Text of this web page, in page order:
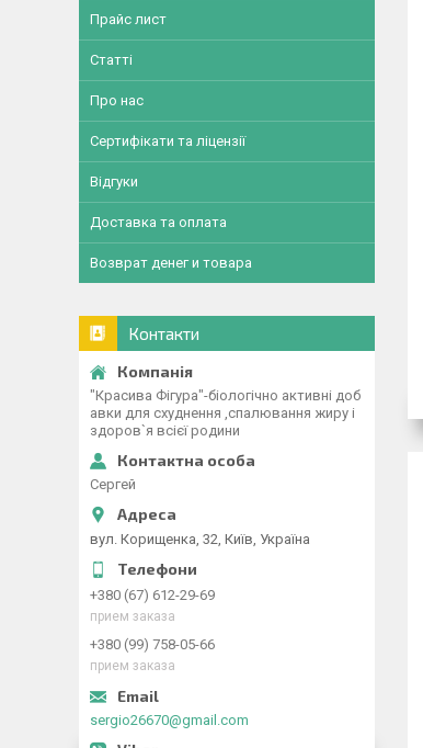
Прайс лист
Статті
Про нас
Сертифікати та ліцензії
Відгуки
Доставка та оплата
Возврат денег и товара
Контакти
"Красива Фігура"-біологічно активні доб
авки для схуднення ,спалювання жиру і
здоров`я всієї родини
Сергей
вул. Корищенка, 32, Київ, Україна
+380 (67) 612-29-69
прием заказа
+380 (99) 758-05-66
прием заказа
sergio26670@gmail.com